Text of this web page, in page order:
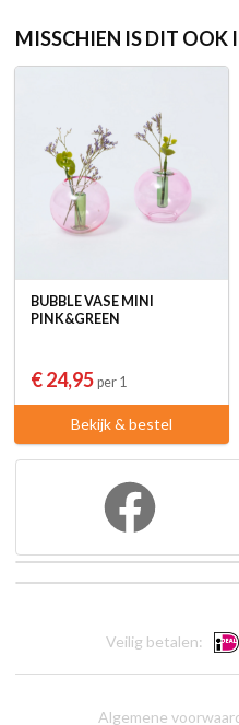
MISSCHIEN IS DIT OOK
BUBBLE VASE MINI
PINK&GREEN
€ 24,95 per 1
Bekijk & bestel
Veilig betalen:
Algemene